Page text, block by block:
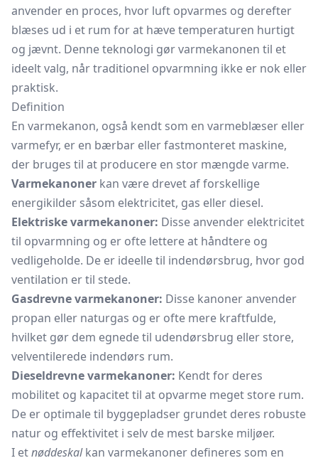
anvender en proces, hvor luft opvarmes og derefter
blæses ud i et rum for at hæve temperaturen hurtigt
og jævnt. Denne teknologi gør varmekanonen til et
ideelt valg, når traditionel opvarmning ikke er nok eller
praktisk.
Definition
En varmekanon, også kendt som en varmeblæser eller
varmefyr, er en bærbar eller fastmonteret maskine,
der bruges til at producere en stor mængde varme.
Varmekanoner kan være drevet af forskellige
energikilder såsom elektricitet, gas eller diesel.
Elektriske varmekanoner: Disse anvender elektricitet
til opvarmning og er ofte lettere at håndtere og
vedligeholde. De er ideelle til indendørsbrug, hvor god
ventilation er til stede.
Gasdrevne varmekanoner: Disse kanoner anvender
propan eller naturgas og er ofte mere kraftfulde,
hvilket gør dem egnede til udendørsbrug eller store,
velventilerede indendørs rum.
Dieseldrevne varmekanoner: Kendt for deres
mobilitet og kapacitet til at opvarme meget store rum.
De er optimale til byggepladser grundet deres robuste
natur og effektivitet i selv de mest barske miljøer.
I etnøddeskalkan varmekanoner defineres som en